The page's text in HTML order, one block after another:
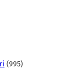
(995)